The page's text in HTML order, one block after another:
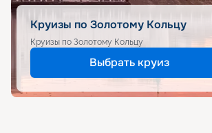
Круизы по Золотому Кольцу
Круизы по Золотому Кольцу
Выбрать круиз